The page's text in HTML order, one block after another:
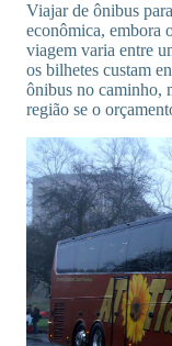
Viajar de ônibus
econômica, embora
viagem varia entre
os bilhetes custam
ônibus no caminho,
região se o